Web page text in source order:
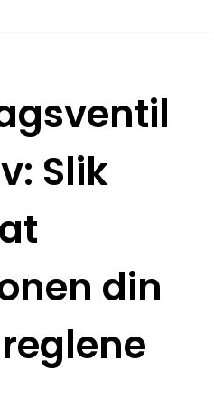
Slik
din